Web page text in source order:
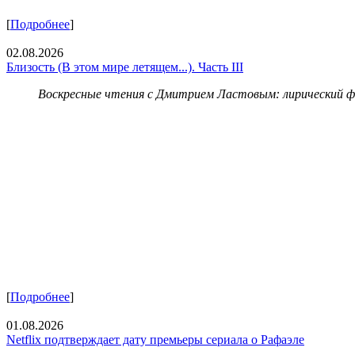
[Подробнее]
02.08.2026
Близость (В этом мире летящем...). Часть III
Воскресные чтения с Дмитрием Ластовым: лирический
[Подробнее]
01.08.2026
Netflix подтверждает дату премьеры сериала о Рафаэле